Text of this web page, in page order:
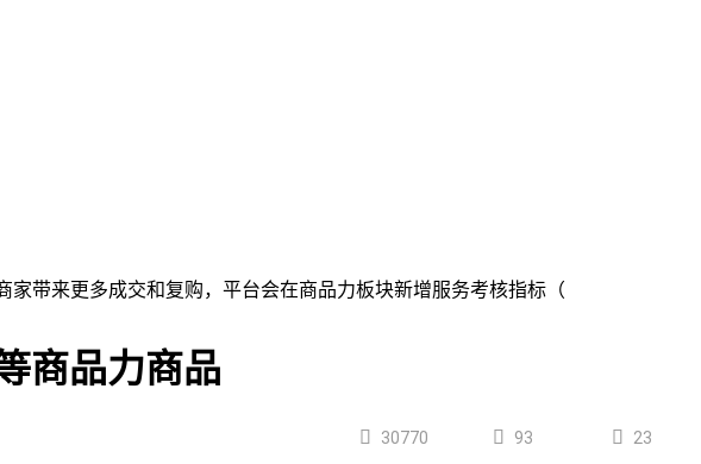
家带来更多成交和复购，平台会在商品力板块新增服务考核指标（
商品力商品
 30770  93  23